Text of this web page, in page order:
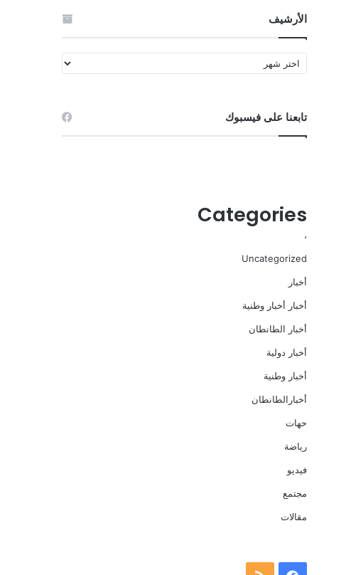
الأرشيف
الأرشيف
تابعنا على فيسبوك
Categories
،
Uncategorized
أخبار
أخبار أخبار وطنية
أخبار الطانطان
أخبار دولية
أخبار وطنية
أخبارالطانطان
حهات
رياضة
فيديو
مجتمع
مقالات